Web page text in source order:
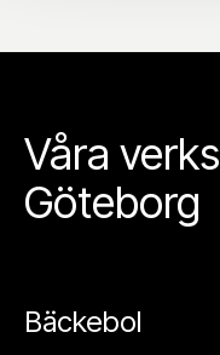
Våra
Göteborg
Bäckebol